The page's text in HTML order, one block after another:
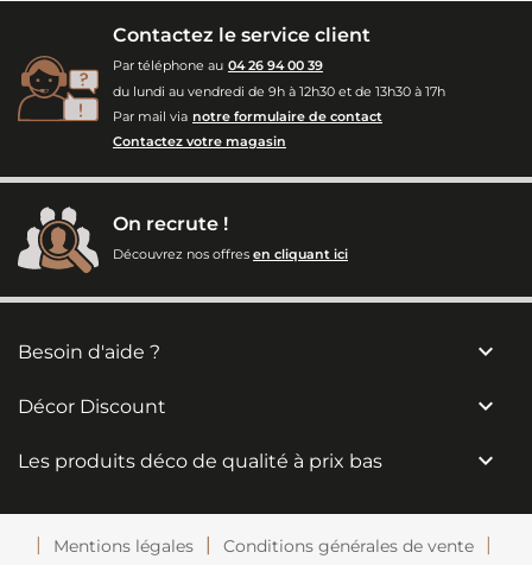
Contactez le service client
Par téléphone au 04 26 94 00 39
du lundi au vendredi de 9h à 12h30 et de 13h30 à 17h
Par mail via notre formulaire de contact
Contactez votre magasin
On recrute !
Découvrez nos offres en cliquant ici
Besoin d'aide ? 
Décor Discount 
Les produits déco de qualité à prix bas 
Mentions légales Conditions générales de vente